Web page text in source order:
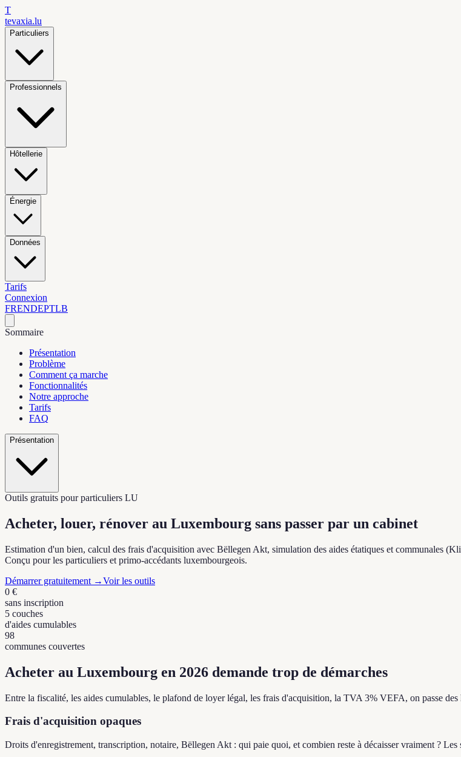
T
tevaxia.lu
Particuliers
Professionnels
Hôtellerie
Énergie
Données
Tarifs
Connexion
FRENDEPTLB
Sommaire
Présentation
Problème
Comment ça marche
Fonctionnalités
Notre approche
Tarifs
FAQ
Présentation
Outils gratuits pour particuliers LU
Acheter, louer, rénover au Luxembourg sans passer par un cabinet
Estimation d'un bien, calcul des frais d'acquisition avec Bëllegen Akt, simulation des aides étatiques et communales
Conçu pour les particuliers et primo-accédants luxembourgeois.
Démarrer gratuitement →Voir les outils
0 €
sans inscription
5 couches
d'aides cumulables
98
communes couvertes
Acheter au Luxembourg en 2026 demande trop de démarches
Entre la fiscalité, les aides cumulables, le plafond de loyer légal, les frais d'acquisition, la TVA 3% VEFA, on passe des
Frais d'acquisition opaques
Droits d'enregistrement, transcription, notaire, Bëllegen Akt : qui paie quoi, et combien reste à décaisser vraiment ?